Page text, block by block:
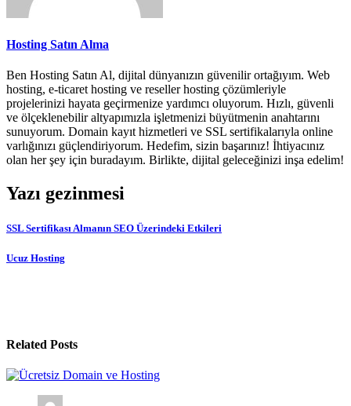
Hosting Satın Alma
Ben Hosting Satın Al, dijital dünyanızın güvenilir ortağıyım. Web
hosting, e-ticaret hosting ve reseller hosting çözümleriyle
projelerinizi hayata geçirmenize yardımcı oluyorum. Hızlı, güvenli
ve ölçeklenebilir altyapımızla işletmenizi büyütmenin anahtarını
sunuyorum. Domain kayıt hizmetleri ve SSL sertifikalarıyla online
varlığınızı güçlendiriyorum. Hedefim, sizin başarınız! İhtiyacınız
olan her şey için buradayım. Birlikte, dijital geleceğinizi inşa edelim!
Yazı gezinmesi
SSL Sertifikası Almanın SEO Üzerindeki Etkileri
Ucuz Hosting
Related Posts